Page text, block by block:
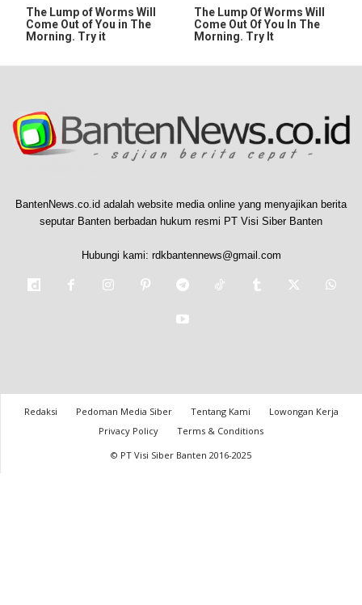
The Lump of Worms Will
Come Out of You in The
Morning. Try it
The Lump Of Worms Will
Come Out Of You In The
Morning. Try It
BantenNews.co.id adalah website media online yang menyajikan berita
seputar Banten berbadan hukum resmi PT Visi Siber Banten
Hubungi kami: rdkbantennews@gmail.com
Redaksi Pedoman Media Siber Tentang Kami
Lowongan Kerja
Privacy Policy
Terms & Conditions
© PT Visi Siber Banten 2016-2025